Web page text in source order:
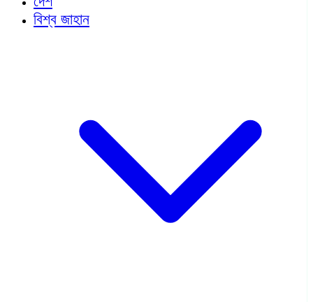
বিশ্ব জাহান